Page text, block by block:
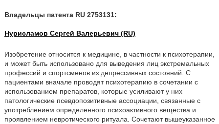
Владельцы патента RU 2753131:
Нурисламов Сергей Валерьевич (RU)
Изобретение относится к медицине, в частности к психотерапии,
и может быть использовано для выведения лиц экстремальных
профессий и спортсменов из депрессивных состояний. С
пациентами вначале проводят психотерапию в сочетании с
использованием препаратов, которые усиливают у них
патологические псевдопозитивные ассоциации, связанные с
употреблением определенного психоактивного вещества и
проявлением невротического ритуала. Сочетают вышеуказанное